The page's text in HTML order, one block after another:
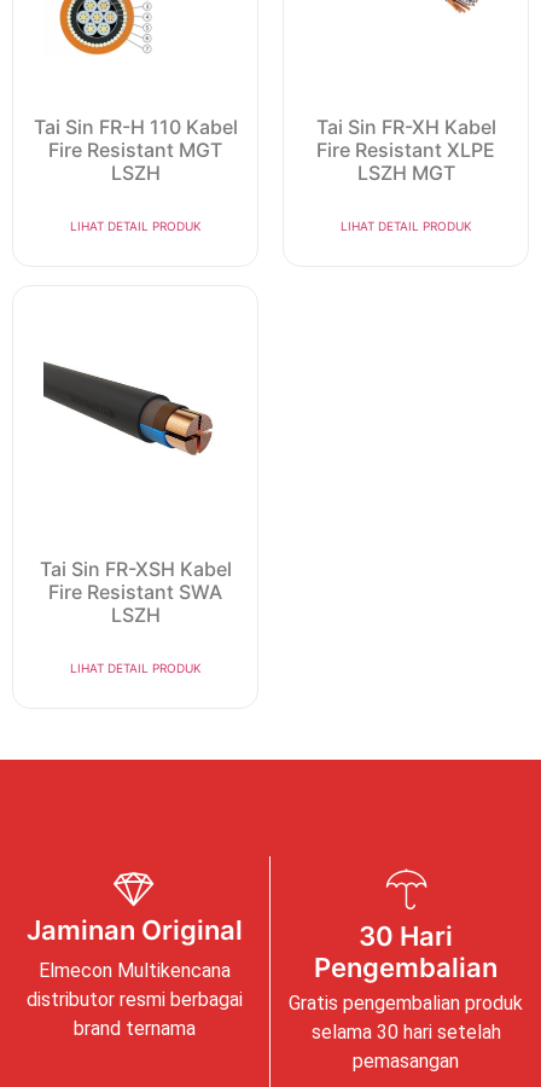
Tai Sin FR-H 110 Kabel
Fire Resistant MGT
LSZH
LIHAT DETAIL PRODUK
Tai Sin FR-XH Kabel
Fire Resistant XLPE
LSZH MGT
LIHAT DETAIL PRODUK
Tai Sin FR-XSH Kabel
Fire Resistant SWA
LSZH
LIHAT DETAIL PRODUK
Jaminan Original
Elmecon Multikencana
distributor resmi berbagai
brand ternama
30 Hari
Pengembalian
Gratis pengembalian produk
selama 30 hari setelah
pemasangan